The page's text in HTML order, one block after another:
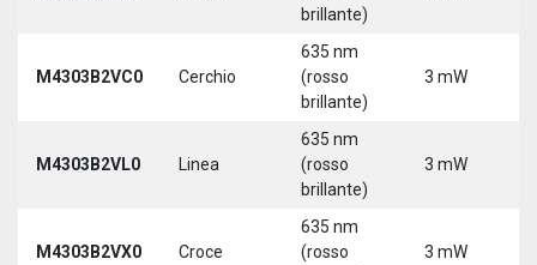
brillante)
M4303B2VC0 Cerchio
635 nm
(rosso
brillante)
3 mW
M4303B2VL0 Linea
635 nm
(rosso
brillante)
3 mW
M4303B2VX0 Croce
635 nm
(rosso
3 mW